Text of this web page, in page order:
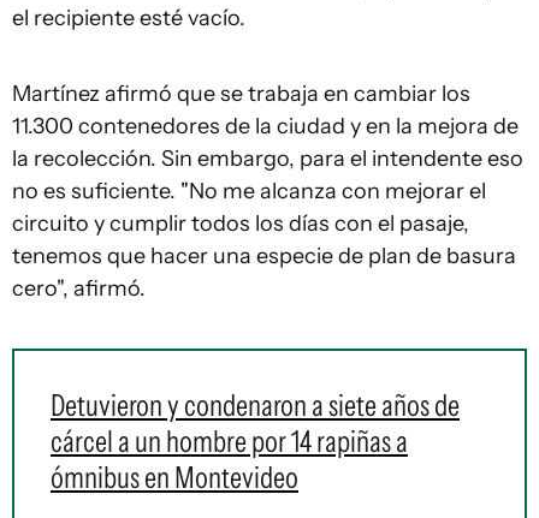
el recipiente esté vacío.
Martínez afirmó que se trabaja en cambiar los
11.300 contenedores de la ciudad y en la mejora de
la recolección. Sin embargo, para el intendente eso
no es suficiente. "No me alcanza con mejorar el
circuito y cumplir todos los días con el pasaje,
tenemos que hacer una especie de plan de basura
cero", afirmó.
Detuvieron y condenaron a siete años de
cárcel a un hombre por 14 rapiñas a
ómnibus en Montevideo